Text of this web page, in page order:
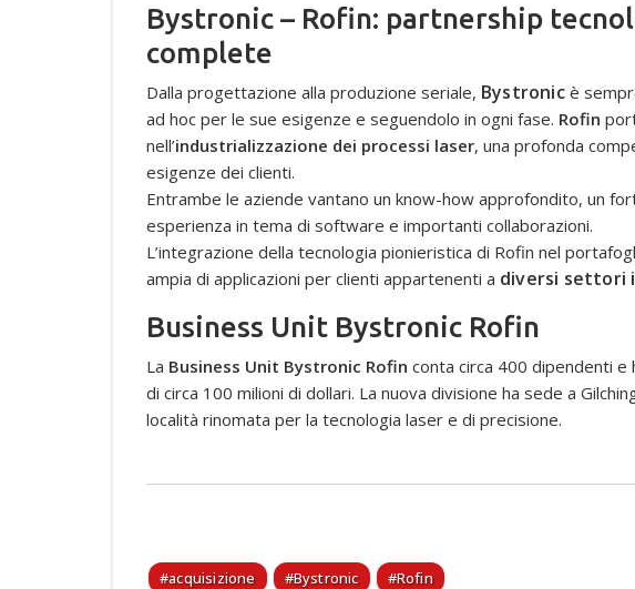
Bystronic – Rofin: partnership
complete
Dalla progettazione alla produzione seriale, Bystronicè
ad hoc per le sue esigenze e seguendolo in ogni fase. Rofin
nell’industrializzazione dei processi laser, una profonda
esigenze dei clienti.
Entrambe le aziende vantano un know-how approfondito, un
esperienza in tema di software e importanti collaborazioni.
L’integrazione della tecnologia pionieristica di Rofin nel
ampia di applicazioni per clienti appartenenti a diversi settori
Business Unit Bystronic Rofin
La Business Unit Bystronic Rofin conta circa 400 dipendenti e
di circa 100 milioni di dollari. La nuova divisione ha sede a
località rinomata per la tecnologia laser e di precisione.
acquisizione Bystronic Rofin